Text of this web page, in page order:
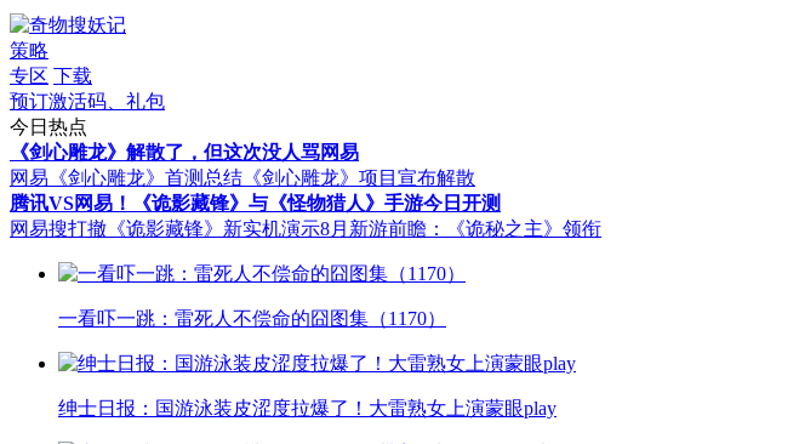
策略
专区 下载
预订激活码、礼包
今日热点
《剑心雕龙》解散了，但这次没人骂网易
网易《剑心雕龙》首测总结 《剑心雕龙》项目宣布解散
腾讯VS网易！《诡影藏锋》与《怪物猎人》手游今日开测
网易搜打撤《诡影藏锋》新实机演示8月新游前瞻：《诡秘之主》领衔
一看吓一跳：雷死人不偿命的囧图集（1170）
绅士日报：国游泳装皮涩度拉爆了！大雷熟女上演蒙眼play